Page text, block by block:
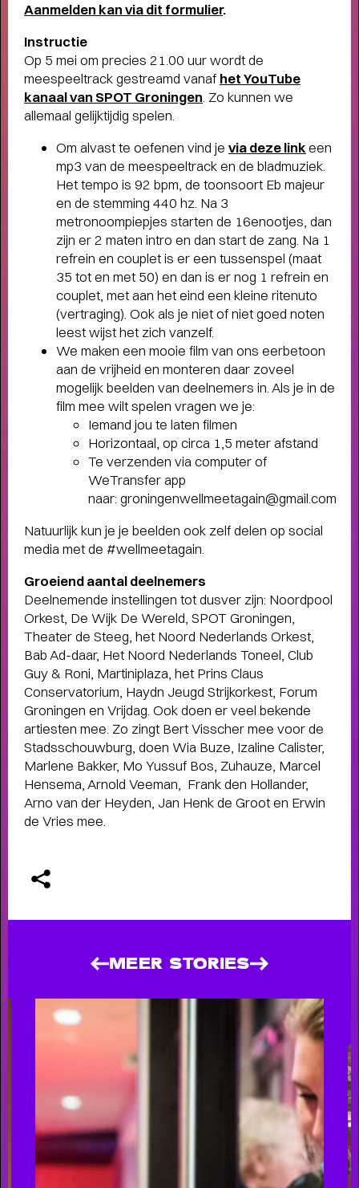
THEATERMAKER STEEF DE JONG
OVER TULIP TOWN- Operette, punk,
humor, liefde en kartonnen magie
Terugblik
op Fuse als Artist in Residence
WAAROM MEMBER WORDEN?
member steun je ons én profiteer je van veel
Aanmelden kan via dit formulier.
Instructie
Op 5 mei om precies 21.00 uur wordt de
meespeeltrack gestreamd vanaf het YouTube
kanaal van SPOT Groningen . Zo kunnen we
allemaal gelijktijdig spelen.
Om alvast te oefenen vind je via deze linkeen
mp3 van de meespeeltrack en de bladmuziek.
Het tempo is 92 bpm, de toonsoort Eb majeur
en de stemming 440 hz. Na 3
metronoompiepjes starten de 16enootjes, dan
zijn er 2 maten intro en dan start de zang. Na 1
refrein en couplet is er een tussenspel (maat
35 tot en met 50) en dan is er nog 1 refrein en
couplet, met aan het eind een kleine ritenuto
(vertraging). Ook als je niet of niet goed noten
leest wijst het zich vanzelf.
We maken een mooie film van ons eerbetoon
aan de vrijheid en monteren daar zoveel
mogelijk beelden van deelnemers in. Als je in de
film mee wilt spelen vragen we je:
Iemand jou te laten filmen
Horizontaal, op circa 1,5 meter afstand
Te verzenden via computer of
WeTransfer app
naar: groningenwellmeetagain@gmail.com
Natuurlijk kun je je beelden ook zelf delen op social
media met de #wellmeetagain.
Groeiend aantal deelnemers
Deelnemende instellingen tot dusver zijn: Noordpool
Orkest, De Wijk De Wereld, SPOT Groningen,
Theater de Steeg, het Noord Nederlands Orkest,
Bab Ad-daar, Het Noord Nederlands Toneel, Club
Guy & Roni, Martiniplaza, het Prins Claus
Conservatorium, Haydn Jeugd Strijkorkest, Forum
Groningen en Vrijdag. Ook doen er veel bekende
artiesten mee. Zo zingt Bert Visscher mee voor de
Stadsschouwburg, doen Wia Buze, Izaline Calister,
Marlene Bakker, Mo Yussuf Bos, Zuhauze, Marcel
Hensema, Arnold Veeman, Frank den Hollander,
Arno van der Heyden, Jan Henk de Groot en Erwin
de Vries mee.
MEER STORIES